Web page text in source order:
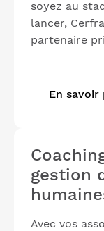
soyez au
lancer,
partenaire
En savoir
gestion
Avec vos